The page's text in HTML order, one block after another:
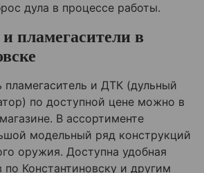
дула в процессе работы.
пламегасители в
пламегаситель и ДТК (дульный
по доступной цене можно в
В ассортименте
модельный ряд конструкций
оружия. Доступна удобная
по Константиновску и другим